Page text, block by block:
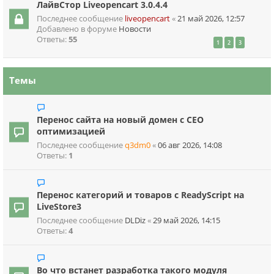
ЛайвСтор Liveopencart 3.0.4.4
Последнее сообщение liveopencart«21 май 2026, 12:57
Добавлено в форуме Новости
Ответы:55 1 2 3
Темы
Перенос сайта на новый домен с СЕО
оптимизацией
Последнее сообщениеq3dm0«06 авг 2026, 14:08
Ответы: 1
Перенос категорий и товаров с ReadyScript на
LiveStore3
Последнее сообщение DLDiz«29 май 2026, 14:15
Ответы:4
Во что встанет разработка такого модуля